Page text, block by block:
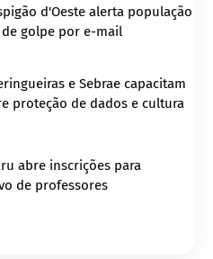
d'Oeste alerta população
golpe por e-mail
e Sebrae capacitam
proteção de dados e cultura
abre inscrições para
de professores